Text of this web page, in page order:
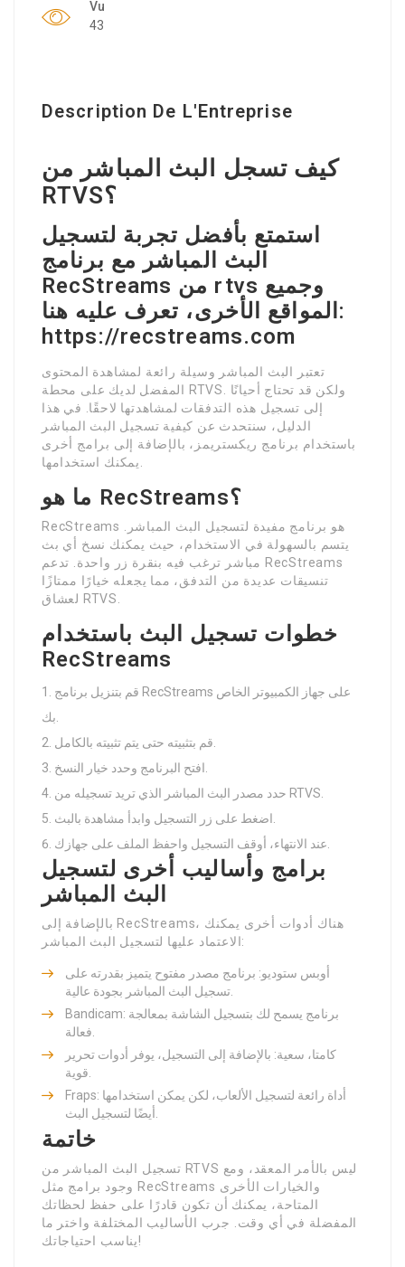
Vu
43
Description De L'Entreprise
كيف تسجل البث المباشر من
RTVS؟
استمتع بأفضل تجربة لتسجيل
البث المباشر مع برنامج
RecStreams من rtvs وجميع
المواقع الأخرى، تعرف عليه هنا:
https://recstreams.com
تعتبر البث المباشر وسيلة رائعة لمشاهدة المحتوى
المفضل لديك على محطة RTVS. ولكن قد تحتاج أحيانًا
إلى تسجيل هذه التدفقات لمشاهدتها لاحقًا. في هذا
الدليل، سنتحدث عن كيفية تسجيل البث المباشر
باستخدام برنامج ريكستريمز، بالإضافة إلى برامج أخرى
ما هو RecStreams؟
RecStreams هو برنامج مفيدة لتسجيل البث المباشر.
يتسم بالسهولة في الاستخدام، حيث يمكنك نسخ أي بث
مباشر ترغب فيه بنقرة زر واحدة. تدعم RecStreams
تنسيقات عديدة من التدفق، مما يجعله خيارًا ممتازًا
لعشاق RTVS.
خطوات تسجيل البث باستخدام
RecStreams
قم بتنزيل برنامج RecStreams على جهاز الكمبيوتر الخاص
حدد مصدر البث المباشر الذي تريد تسجيله من RTVS.
برامج وأساليب أخرى لتسجيل
البث المباشر
بالإضافة إلى RecStreams، هناك أدوات أخرى يمكنك
الاعتماد عليها لتسجيل البث المباشر:
أوبس ستوديو: برنامج مصدر مفتوح يتميز بقدرته على
Bandicam: برنامج يسمح لك بتسجيل الشاشة بمعالجة
كامتا، سعية: بالإضافة إلى التسجيل، يوفر أدوات تحرير
Fraps: أداة رائعة لتسجيل الألعاب، لكن يمكن استخدامها
خاتمة
تسجيل البث المباشر من RTVS ليس بالأمر المعقد، ومع
وجود برامج مثل RecStreams والخيارات الأخرى
المتاحة، يمكنك أن تكون قادرًا على حفظ لحظاتك
المفضلة في أي وقت. جرب الأساليب المختلفة واختر ما
يناسب احتياجاتك!